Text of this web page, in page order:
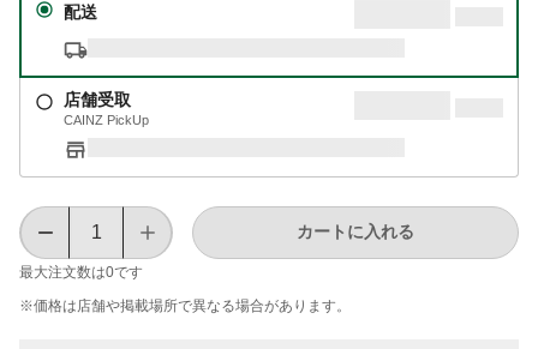
配送
店舗受取
CAINZ PickUp
最大注文数は0です
カートに入れる
※価格は​店舗や​掲載場所で​異なる​場合が​あります。